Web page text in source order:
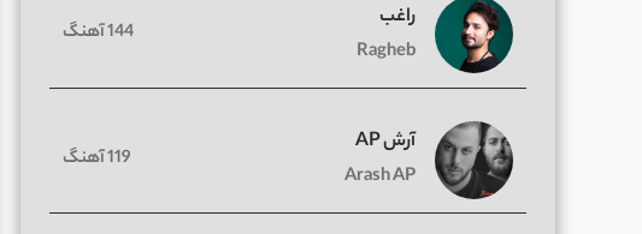
راغب
Ragheb
144 آهنگ
آرش AP
Arash AP
119 آهنگ